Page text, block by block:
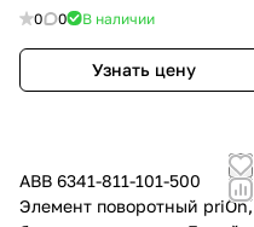
0 0 В наличии
Узнать цену
ABB 6341-811-101-500
Элемент поворотный priOn,